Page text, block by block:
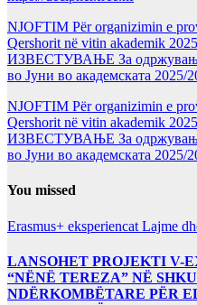
NJOFTIM Për organizimin e
Qershorit në vitin akademik
ИЗВЕСТУВАЊЕ За одржување
во Јуни во академската 2025/
NJOFTIM Për organizimin e
Qershorit në vitin akademik
ИЗВЕСТУВАЊЕ За одржување
во Јуни во академската 2025/
You missed
Erasmus+ eksperiencat Lajme
LANSOHET PROJEKTI V-
“NËNË TEREZA” NË
NDËRKOMBËTARE PËR